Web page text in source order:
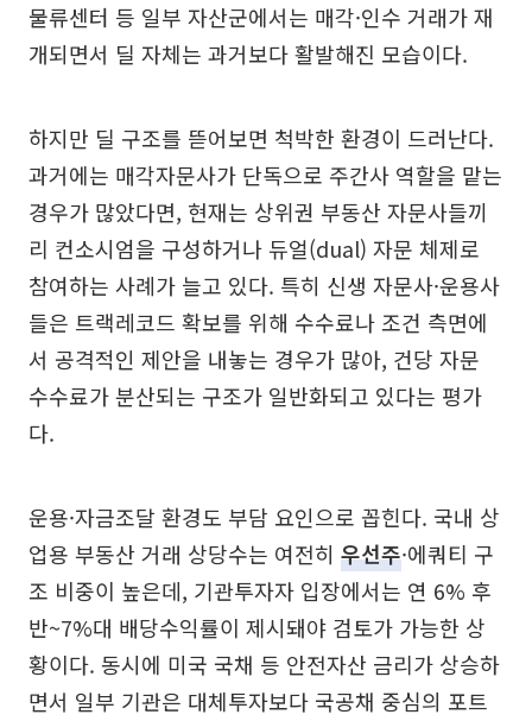
물류센터 등 일부 자산군에서는 매각·인수 거래가 재
개되면서 딜 자체는 과거보다 활발해진 모습이다.
하지만 딜 구조를 뜯어보면 척박한 환경이 드러난다.
과거에는 매각자문사가 단독으로 주간사 역할을 맡는
경우가 많았다면, 현재는 상위권 부동산 자문사들끼
리 컨소시엄을 구성하거나 듀얼(dual) 자문 체제로
참여하는 사례가 늘고 있다. 특히 신생 자문사·운용사
들은 트랙레코드 확보를 위해 수수료나 조건 측면에
서 공격적인 제안을 내놓는 경우가 많아, 건당 자문
수수료가 분산되는 구조가 일반화되고 있다는 평가
다.
운용·자금조달 환경도 부담 요인으로 꼽힌다. 국내 상
업용 부동산 거래 상당수는 여전히 우선주·에쿼티 구
조 비중이 높은데, 기관투자자 입장에서는 연 6% 후
반~7%대 배당수익률이 제시돼야 검토가 가능한 상
황이다. 동시에 미국 국채 등 안전자산 금리가 상승하
면서 일부 기관은 대체투자보다 국공채 중심의 포트